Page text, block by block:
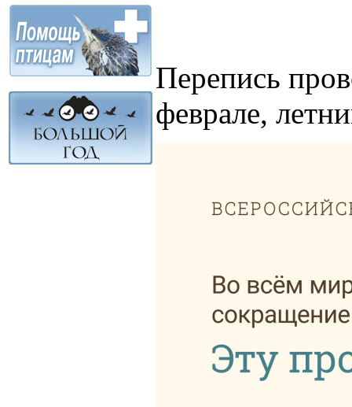
Перепись
феврале,